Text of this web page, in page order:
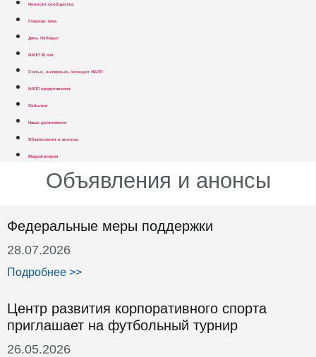
Новости сообщества
Главная тема
День Победы!
НАПП 35 лет
Статьи, интервью, позиция НАПП
НАПП представляет
События
Наши достижения
Объявления и анонсы
Медиагалерея
Объявления и анонсы
Федеральные меры поддержки
28.07.2026
Подробнее >>
Центр развития корпоративного спорта
приглашает на футбольный турнир
26.05.2026